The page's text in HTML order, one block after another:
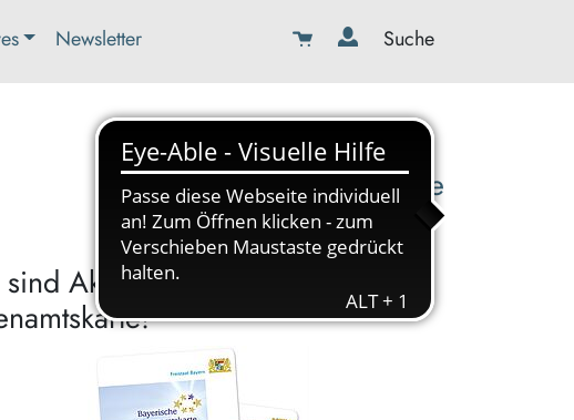
Newsletter Suche
08179-423989-0
info@kbw-toelz-wor.de
Akzeptanzpartner der